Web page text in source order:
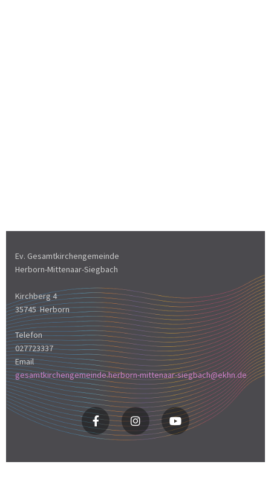
Ev. Gesamtkirchengemeinde
Herborn-Mittenaar-Siegbach
Kirchberg 4
35745 Herborn
Telefon
027723337
Email
gesamtkirchengemeinde.herborn-mittenaar-siegbach@ekhn.de